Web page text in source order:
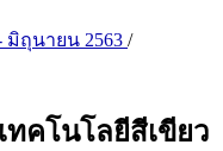
มิถุนายน 2563 /
คโนโลยีสีเขียว